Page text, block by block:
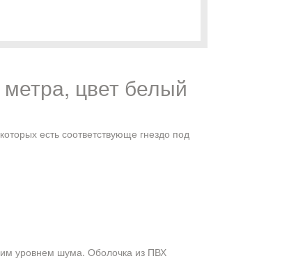
цвет белый
есть соответствующе гнездо под
уровнем шума. Оболочка из ПВХ